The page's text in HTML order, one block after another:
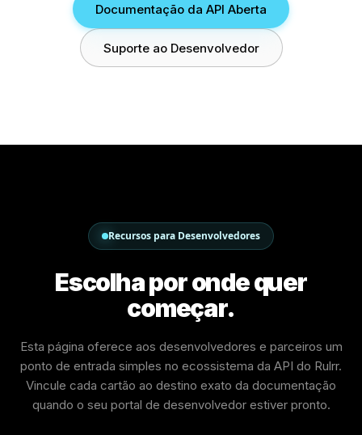
Documentação da API Aberta
Suporte ao Desenvolvedor
Recursos para Desenvolvedores
Escolha por onde quer
começar.
Esta página oferece aos desenvolvedores e parceiros um
ponto de entrada simples no ecossistema da API do Rulrr.
Vincule cada cartão ao destino exato da documentação
quando o seu portal de desenvolvedor estiver pronto.